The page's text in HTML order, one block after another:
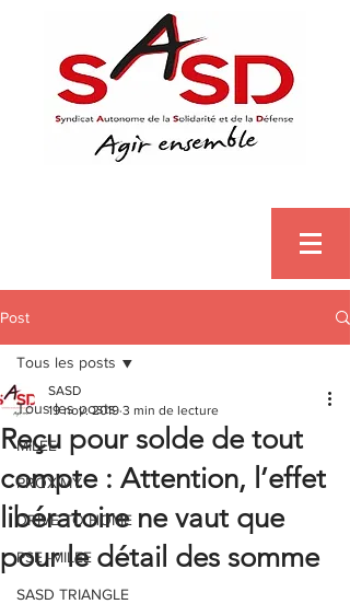
Post
Tous les posts
MILEE
PROXIMY
DRIVE TO HOME
PSE -MILEE
SASD TRIANGLE
Tous les posts
Reçu pour solde de tout
compte : Attention, l’effet
libératoire ne vaut que
pour le détail des somme
SASD
19 nov. 2019 3 min de lecture